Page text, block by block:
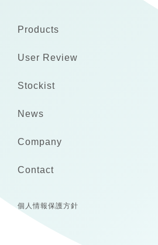
Products
User Review
Stockist
News
Company
Contact
個人情報保護方針